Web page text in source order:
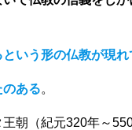
いう形の仏教が現
のある。
朝（紀元320年～550